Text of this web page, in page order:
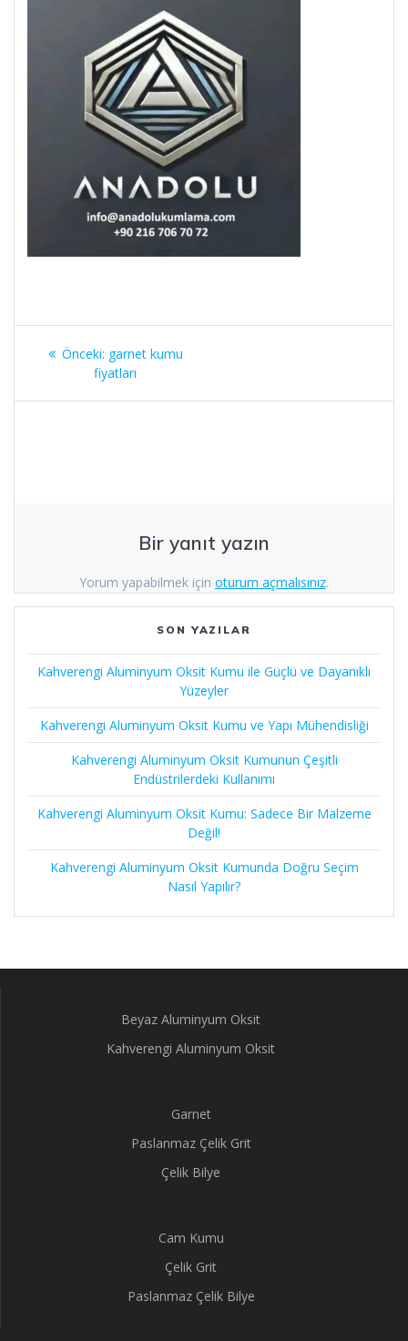
Yazı
gezinmesi
Önceki: Önceki
yazı:
garnet kumu
fiyatları
Bir yanıt yazın
Yorum yapabilmek için oturum açmalısınız.
SON YAZILAR
Kahverengi Aluminyum Oksit Kumu ile Güçlü ve Dayanıklı
Yüzeyler
Kahverengi Aluminyum Oksit Kumu ve Yapı Mühendisliği
Kahverengi Aluminyum Oksit Kumunun Çeşitli
Endüstrilerdeki Kullanımı
Kahverengi Aluminyum Oksit Kumu: Sadece Bir Malzeme
Değil!
Kahverengi Aluminyum Oksit Kumunda Doğru Seçim
Nasıl Yapılır?
Beyaz Aluminyum Oksit
Kahverengi Aluminyum Oksit
Garnet
Paslanmaz Çelik Grit
Çelik Bilye
Cam Kumu
Çelik Grit
Paslanmaz Çelik Bilye